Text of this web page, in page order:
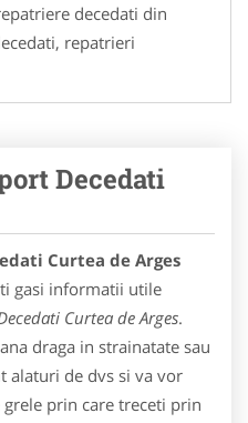
decedati din
repatrieri
Decedati
Curtea de Arges
gasi informatii utile
Curtea de Arges.
draga in strainatate sau
alaturi de dvs si va vor
prin care treceti prin